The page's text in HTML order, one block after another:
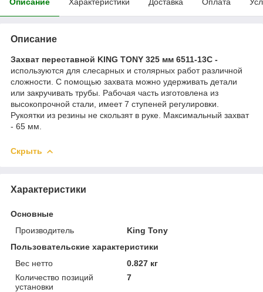
Описание
Захват переставной KING TONY 325 мм 6511-13C -
используются для слесарных и столярных работ различной
сложности. С помощью захвата можно удерживать детали
или закручивать трубы. Рабочая часть изготовлена из
высокопрочной стали, имеет 7 ступеней регулировки.
Рукоятки из резины не скользят в руке. Максимальный захват
- 65 мм.
Скрыть
Характеристики
Основные
Производитель
King Tony
Пользовательские характеристики
Вес нетто
0.827 кг
Количество позиций
установки
7